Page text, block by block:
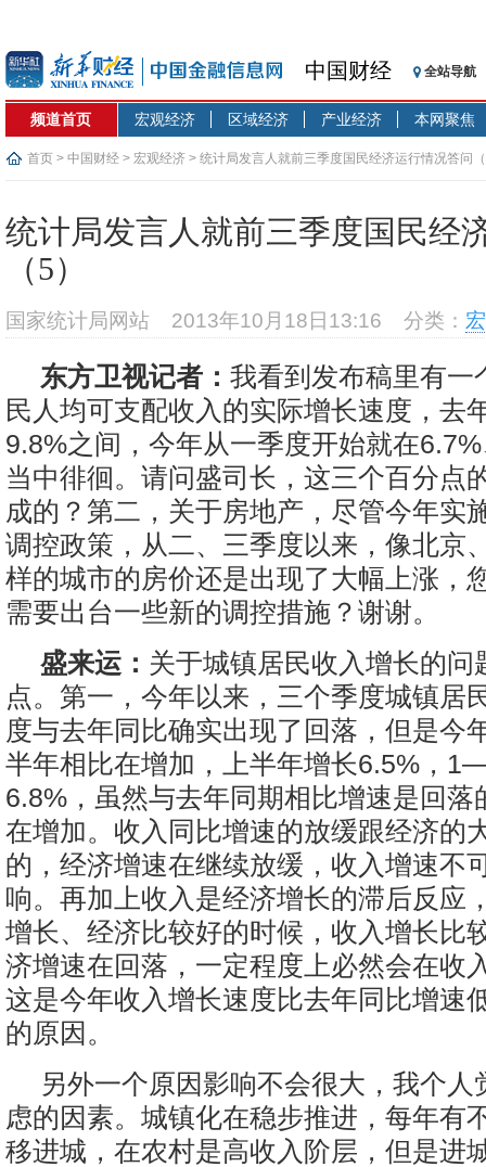
中国财经 全站导航
频道首页 宏观经济 区域经济 产业经济 本网聚焦
首页 > 中国财经 > 宏观经济 > 统计局发言人就前三季度国民经济运行情况答问
统计局发言人就前三季度国民经
（5）
国家统计局网站 2013年10月18日13:16 分类：
东方卫视记者： 我看到发布稿里有一
民人均可支配收入的实际增长速度，去
9.8%之间，今年从一季度开始就在
当中徘徊。请问盛司长，这三个百分点
成的？第二，关于房地产，尽管今年实
调控政策，从二、三季度以来，像北京
样的城市的房价还是出现了大幅上涨，
需要出台一些新的调控措施？谢谢。
盛来运： 关于城镇居民收入增长的问
点。第一，今年以来，三个季度城镇居
度与去年同比确实出现了回落，但是今
半年相比在增加，上半年增长6.5%，
6.8%，虽然与去年同期相比增速是回落
在增加。收入同比增速的放缓跟经济的
的，经济增速在继续放缓，收入增速不
响。再加上收入是经济增长的滞后反应
增长、经济比较好的时候，收入增长比
济增速在回落，一定程度上必然会在收
这是今年收入增长速度比去年同比增速
的原因。
另外一个原因影响不会很大，我个人
虑的因素。城镇化在稳步推进，每年有
移进城，在农村是高收入阶层，但是进